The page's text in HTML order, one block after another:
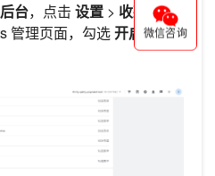
台，点击 设置 > 收款
，进
管理页面，勾选开启一键
微信咨询